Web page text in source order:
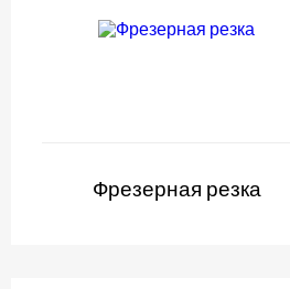
Фрезерная резка